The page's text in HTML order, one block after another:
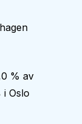
% av
i Oslo